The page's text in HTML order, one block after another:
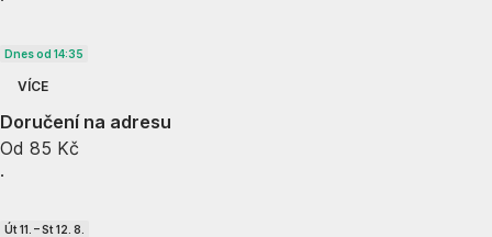
Dnes od 14:35
VÍCE
Doručení na adresu
Od 85 Kč
·
Út 11. – St 12. 8.